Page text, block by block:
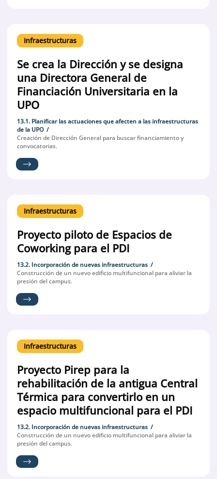
Infraestructuras
Se crea la Dirección y se designa
una Directora General de
Financiación Universitaria en la
UPO
13.1. Planificar las actuaciones que afecten a las infraestructuras
de la UPO
Creación de Dirección General para buscar financiamiento y
convocatorias.
Infraestructuras
Proyecto piloto de Espacios de
Coworking para el PDI
13.2. Incorporación de nuevas infraestructuras
Construcción de un nuevo edificio multifuncional para aliviar la
presión del campus.
Infraestructuras
Proyecto Pirep para la
rehabilitación de la antigua Central
Térmica para convertirlo en un
espacio multifuncional para el PDI
13.2. Incorporación de nuevas infraestructuras
Construcción de un nuevo edificio multifuncional para aliviar la
presión del campus.